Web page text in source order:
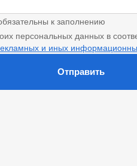
к заполнению
персональных данных в
и иных
Отправить